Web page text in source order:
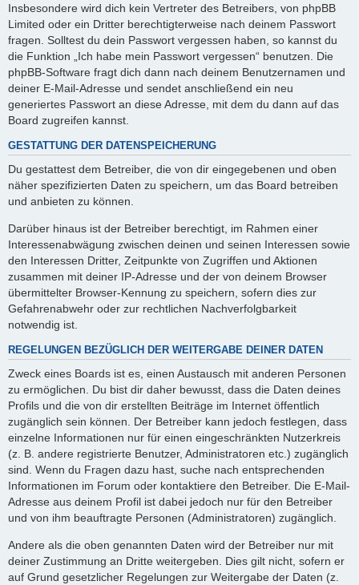
Insbesondere wird dich kein Vertreter des Betreibers, von phpBB
Limited oder ein Dritter berechtigterweise nach deinem Passwort
fragen. Solltest du dein Passwort vergessen haben, so kannst du
die Funktion „Ich habe mein Passwort vergessen“ benutzen. Die
phpBB-Software fragt dich dann nach deinem Benutzernamen und
deiner E-Mail-Adresse und sendet anschließend ein neu
generiertes Passwort an diese Adresse, mit dem du dann auf das
Board zugreifen kannst.
GESTATTUNG DER DATENSPEICHERUNG
Du gestattest dem Betreiber, die von dir eingegebenen und oben
näher spezifizierten Daten zu speichern, um das Board betreiben
und anbieten zu können.
Darüber hinaus ist der Betreiber berechtigt, im Rahmen einer
Interessenabwägung zwischen deinen und seinen Interessen sowie
den Interessen Dritter, Zeitpunkte von Zugriffen und Aktionen
zusammen mit deiner IP-Adresse und der von deinem Browser
übermittelter Browser-Kennung zu speichern, sofern dies zur
Gefahrenabwehr oder zur rechtlichen Nachverfolgbarkeit
notwendig ist.
REGELUNGEN BEZÜGLICH DER WEITERGABE DEINER DATEN
Zweck eines Boards ist es, einen Austausch mit anderen Personen
zu ermöglichen. Du bist dir daher bewusst, dass die Daten deines
Profils und die von dir erstellten Beiträge im Internet öffentlich
zugänglich sein können. Der Betreiber kann jedoch festlegen, dass
einzelne Informationen nur für einen eingeschränkten Nutzerkreis
(z. B. andere registrierte Benutzer, Administratoren etc.) zugänglich
sind. Wenn du Fragen dazu hast, suche nach entsprechenden
Informationen im Forum oder kontaktiere den Betreiber. Die E-Mail-
Adresse aus deinem Profil ist dabei jedoch nur für den Betreiber
und von ihm beauftragte Personen (Administratoren) zugänglich.
Andere als die oben genannten Daten wird der Betreiber nur mit
deiner Zustimmung an Dritte weitergeben. Dies gilt nicht, sofern er
auf Grund gesetzlicher Regelungen zur Weitergabe der Daten (z.